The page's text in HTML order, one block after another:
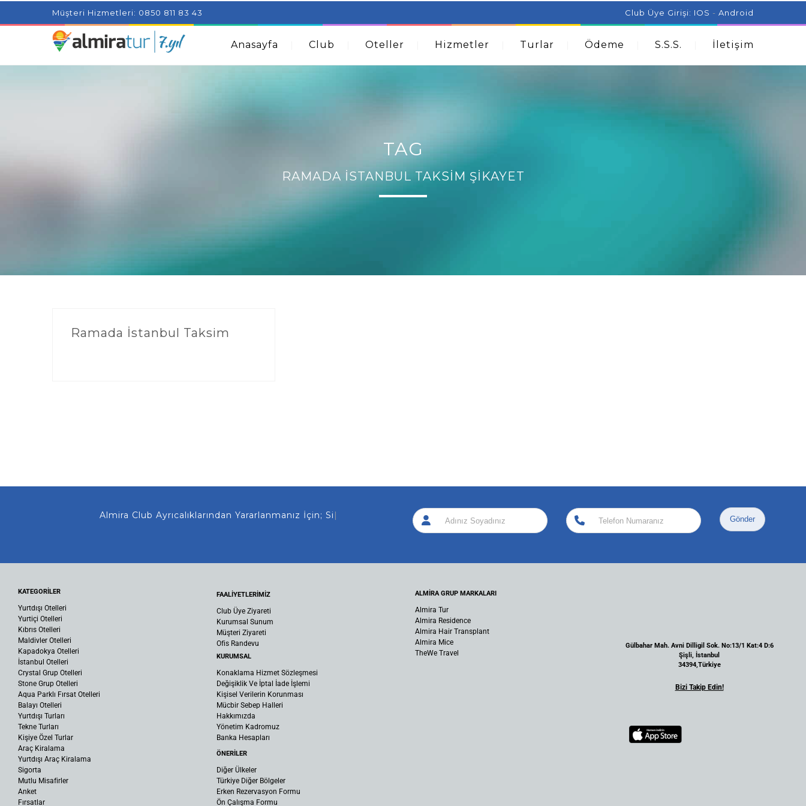
Project Milenial featuring news blogs and tutorials How A Dermatologist Can Help With Acne Problems Aromatherapy And
Kids Amazingly Simple Skin Care Tips For People With Acne
Müşteri Hizmetleri: 0850 811 83 43 Club Üye Girişi: IOS - Android
Anasayfa Club Oteller Hizmetler Turlar Ödeme S.S.S. İletişim
TAG
RAMADA İSTANBUL TAKSIM ŞIKAYET
Ramada İstanbul Taksim
Almira Club Ayrıcalıklarından Yararlanmanız İçin; Sizi Ar Gönder
KATEGORİLER
Yurtdışı Otelleri
Yurtiçi Otelleri
Kıbrıs Otelleri
Maldivler Otelleri
Kapadokya Otelleri
İstanbul Otelleri
Crystal Grup Otelleri
Stone Grup Otelleri
Aqua Parklı Fırsat Otelleri
Balayı Otelleri
Yurtdışı Turları
Tekne Turları
Kişiye Özel Turlar
Araç Kiralama
Yurtdışı Araç Kiralama
Sigorta
Mutlu Misafirler
Anket
Fırsatlar
FAALİYETLERİMİZ
Club Üye Ziyareti
Kurumsal Sunum
Müşteri Ziyareti
Ofis Randevu
KURUMSAL
Konaklama Hizmet Sözleşmesi
Değişiklik Ve İptal İade İşlemi
Kişisel Verilerin Korunması
Mücbir Sebep Halleri
Hakkımızda
Yönetim Kadromuz
Banka Hesapları
ÖNERİLER
Diğer Ülkeler
Türkiye Diğer Bölgeler
Erken Rezervasyon Formu
Ön Çalışma Formu
ALMİRA GRUP MARKALARI
Almira Tur
Almira Residence
Almira Hair Transplant
Almira Mice
TheWe Travel
Gülbahar Mah. Avni Dilligil Sok. No:13/1 Kat:4 D:6
Şişli, İstanbul
34394,Türkiye
Bizi Takip Edin!